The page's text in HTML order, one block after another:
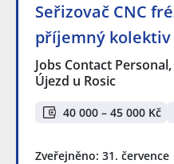
Seřizovač CNC
příjemný kolektiv
Jobs Contact
Újezd u Rosic
40 000 – 45 000 Kč
Zveřejněno: 31. července